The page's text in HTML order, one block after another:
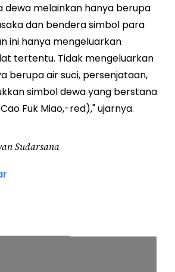
dewa melainkan hanya berupa
dan bendera simbol para
ini hanya mengeluarkan
tertentu. Tidak mengeluarkan
berupa air suci, persenjataan,
simbol dewa yang berstana
Fuk Miao,-red)," ujarnya.
Sudarsana